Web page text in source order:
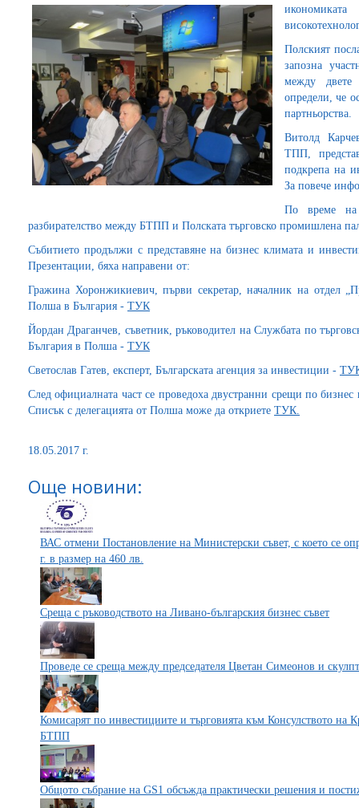
Полският
запозна
между двете
определи, че
партньорства.
Витолд
ТПП,
подкрепа на
За повече
По време
разбирателство между БТПП и Полската търговско промишлена
Събитието продължи с представяне на бизнес климата и
Презентации, бяха направени от:
Гражина Хоронжикиевич, първи секретар, началник на отдел
Полша в България - ТУК
Йордан Драганчев, съветник, ръководител на Службата по
България в Полша - ТУК
Светослав Гатев, експерт, Българската агенция за инвестиции -
След официалната част се проведоха двустранни срещи по
Списък с делегацията от Полша може да откриете ТУК.
18.05.2017 г.
Още новини:
ВАС отмени Постановление на Министерски съвет, с което се
г. в размер на 460 лв.
Среща с ръководството на Ливано-българския бизнес съвет
Проведе се среща между председателя Цветан Симеонов и
Комисарят по инвестициите и търговията към Консулството на
БТПП
Общото събрание на GS1 обсъжда практически решения и